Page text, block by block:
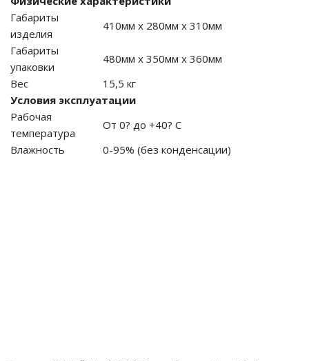
Габариты
изделия
410мм х 280мм х 310мм
Габариты
упаковки
480мм х 350мм х 360мм
Вес
15,5 кг
Условия эксплуатации
Рабочая
температура
От 0? до +40? С
Влажность
0-95% (без конденсации)